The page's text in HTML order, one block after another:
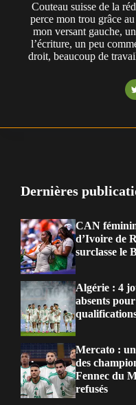
Couteau suisse de la
perce mon trou grâce
mon versant gauche,
l’écriture, un peu
droit, beaucoup de
Dernières
CAN
d’Ivoire de
surclasse le
Algérie : 4
absents
Mercato :
des
Fennec du
refusés